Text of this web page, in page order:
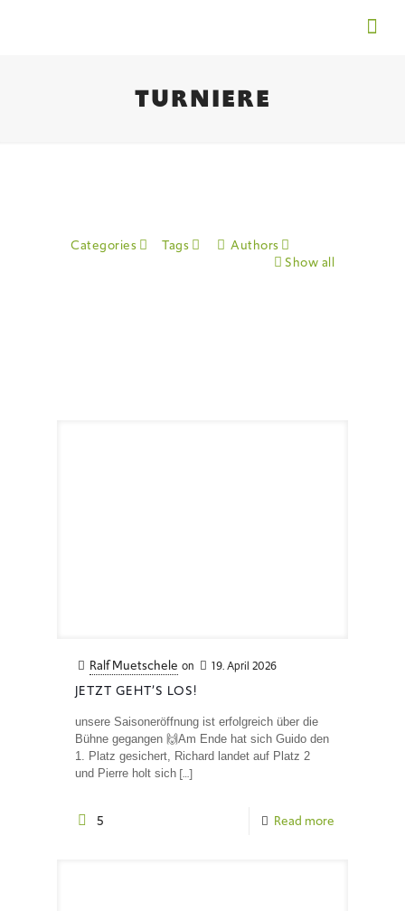
TURNIERE
Categories Tags
Authors
Show all
Ralf Muetschele on 19. April 2026
JETZT GEHT’S LOS!
unsere Saisoneröffnung ist erfolgreich über die
Bühne gegangen 🙌Am Ende hat sich Guido den
1. Platz gesichert, Richard landet auf Platz 2
und Pierre holt sich […]
5 Read more